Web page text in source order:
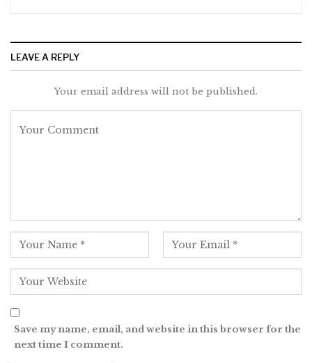
LEAVE A REPLY
Your email address will not be published.
Save my name, email, and website in this browser for the
next time I comment.